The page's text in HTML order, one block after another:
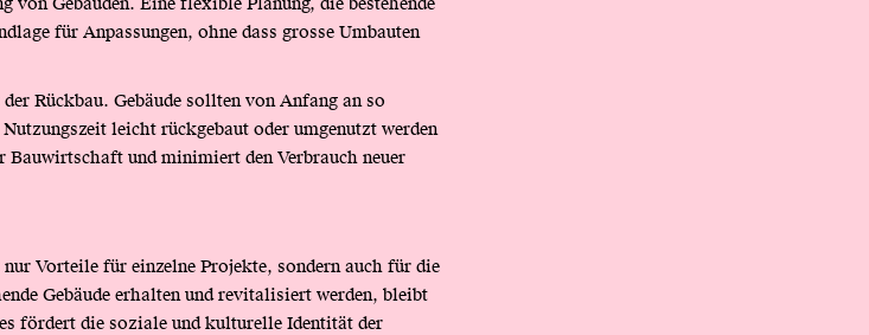
für Anpassungen, ohne dass grosse Umbauten
Rückbau. Gebäude sollten von Anfang an so
leicht rückgebaut oder umgenutzt werden
und minimiert den Verbrauch neuer
Vorteile für einzelne Projekte, sondern auch für die
Gebäude erhalten und revitalisiert werden, bleibt
fördert die soziale und kulturelle Identität der